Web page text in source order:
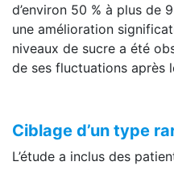
d’environ 50 % à plus de
une amélioration
niveaux de sucre a été
de ses fluctuations après
Ciblage d’un type
L’étude a inclus des